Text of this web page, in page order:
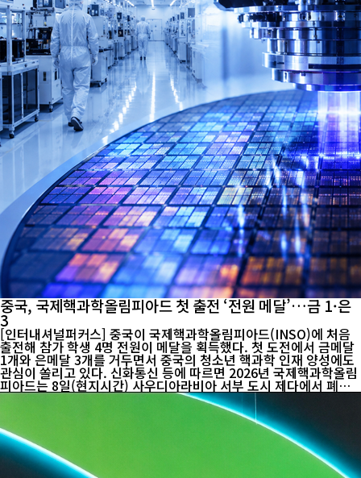
급망이 수십 년간 축...
중국, 국제핵과학올림피아드 첫 출전 ‘전원 메달’…금 1·은
3
[인터내셔널퍼커스] 중국이 국제핵과학올림피아드(INSO)에 처음
출전해 참가 학생 4명 전원이 메달을 획득했다. 첫 도전에서 금메달
1개와 은메달 3개를 거두면서 중국의 청소년 핵과학 인재 양성에도
관심이 쏠리고 있다. 신화통신 등에 따르면 2026년 국제핵과학올림
피아드는 8일(현지시간) 사우디아라비아 서부 도시 제다에서 폐막
했다. 중국 대표팀은 이번 대회에 처음 참가해 금메달 1개와 은메달
3개를 획득했다. 중국 측은 대표팀 종합 성적이 참가국 가운데 상위
권을 기록했다고 전했다. 금메달은 베이징 제80중학교 왕징캠퍼스
의 류쓰치(刘思齐)가 차지했다. 베이징 제11학교의 왕위안페이(王
元芾), 베이징 제8중학교의 쑨룽쩌(孙荣泽), 베이징 제101중학교
의 장위쉬안(张语轩)은 각각 은메달을 획득했다. 특히 중국은 대표